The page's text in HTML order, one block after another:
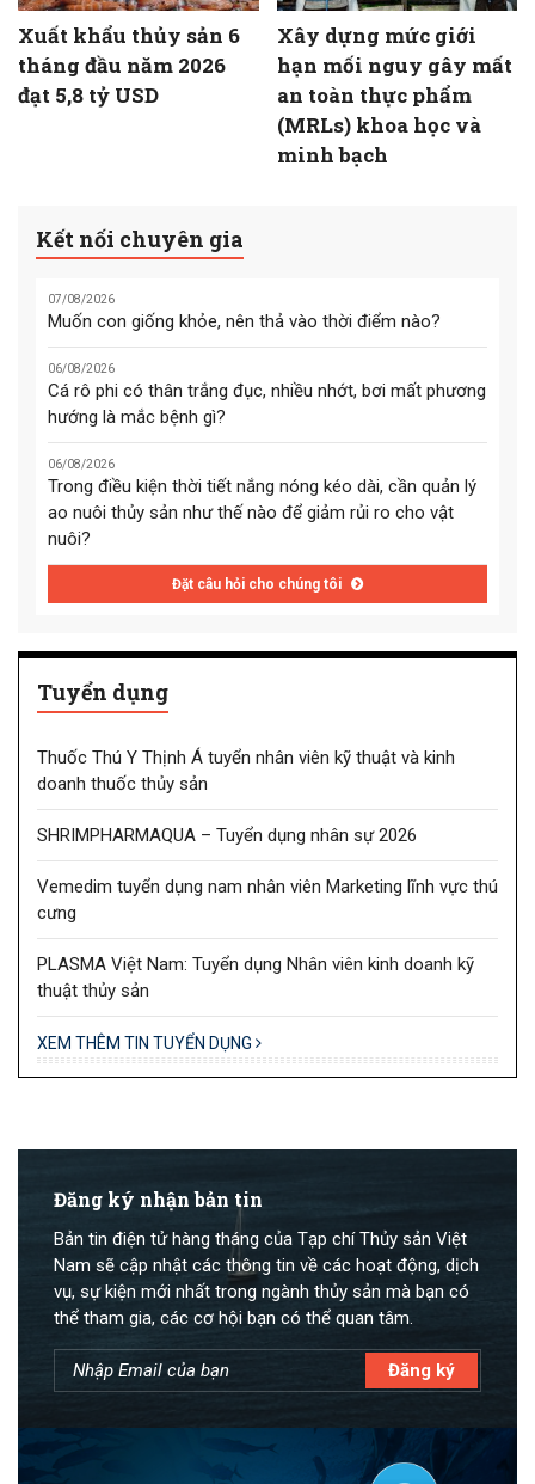
Xuất khẩu thủy sản 6
tháng đầu năm 2026
đạt 5,8 tỷ USD
Xây dựng mức giới
hạn mối nguy gây mất
an toàn thực phẩm
(MRLs) khoa học và
minh bạch
Kết nối chuyên gia
07/08/2026
Muốn con giống khỏe, nên thả vào thời điểm nào?
06/08/2026
Cá rô phi có thân trắng đục, nhiều nhớt, bơi mất phương
hướng là mắc bệnh gì?
06/08/2026
Trong điều kiện thời tiết nắng nóng kéo dài, cần quản lý
ao nuôi thủy sản như thế nào để giảm rủi ro cho vật
nuôi?
Đặt câu hỏi cho chúng tôi
Tuyển dụng
Thuốc Thú Y Thịnh Á tuyển nhân viên kỹ thuật và kinh
doanh thuốc thủy sản
SHRIMPHARMAQUA – Tuyển dụng nhân sự 2026
Vemedim tuyển dụng nam nhân viên Marketing lĩnh vực thú
cưng
PLASMA Việt Nam: Tuyển dụng Nhân viên kinh doanh kỹ
thuật thủy sản
XEM THÊM TIN TUYỂN DỤNG
Đăng ký nhận bản tin
Bản tin điện tử hàng tháng của Tạp chí Thủy sản Việt
Nam sẽ cập nhật các thông tin về các hoạt động, dịch
vụ, sự kiện mới nhất trong ngành thủy sản mà bạn có
thể tham gia, các cơ hội bạn có thể quan tâm.